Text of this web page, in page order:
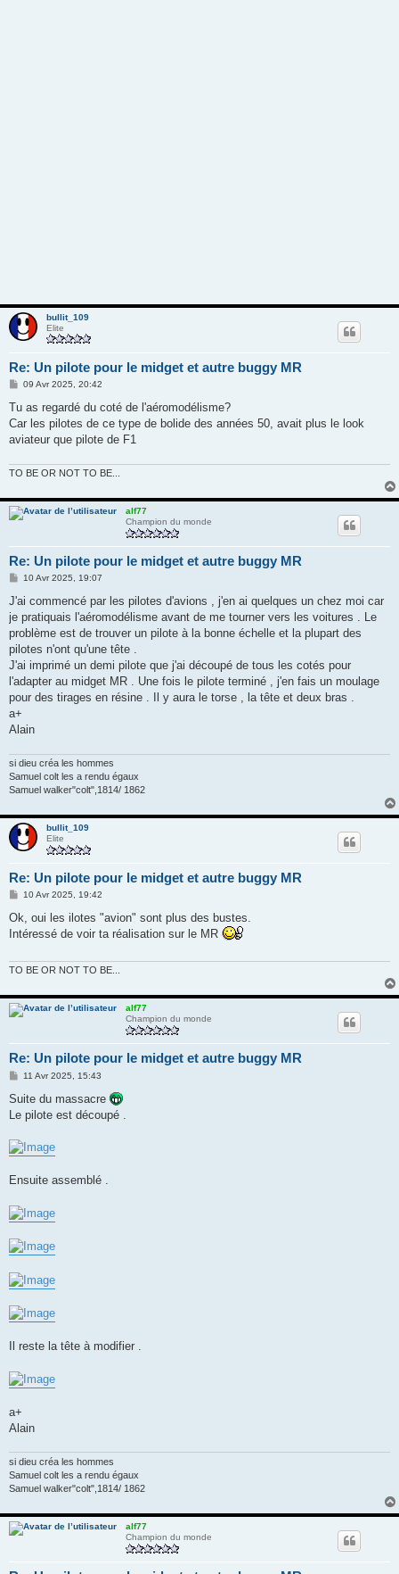
bullit_109
Elite
Re: Un pilote pour le midget et autre buggy MR
M
s
a
g
09 Avr 2025, 20:42
Tu as regardé du coté de l'aéromodélisme?
Car les pilotes de ce type de bolide des années 50, avait plus le look
aviateur que pilote de F1
TO BE OR NOT TO BE...
alf77
Champion du monde
Re: Un pilote pour le midget et autre buggy MR
M
s
a
g
10 Avr 2025, 19:07
J'ai commencé par les pilotes d'avions , j'en ai quelques un chez moi car
je pratiquais l'aéromodélisme avant de me tourner vers les voitures . Le
problème est de trouver un pilote à la bonne échelle et la plupart des
pilotes n'ont qu'une tête .
J'ai imprimé un demi pilote que j'ai découpé de tous les cotés pour
l'adapter au midget MR . Une fois le pilote terminé , j'en fais un moulage
pour des tirages en résine . Il y aura le torse , la tête et deux bras .
a+
Alain
si dieu créa les hommes
Samuel colt les a rendu égaux
Samuel walker"colt",1814/ 1862
bullit_109
Elite
Re: Un pilote pour le midget et autre buggy MR
M
s
a
10 Avr 2025, 19:42
Ok, oui les ilotes "avion" sont plus des bustes.
Intéressé de voir ta réalisation sur le MR
TO BE OR NOT TO BE...
alf77
Champion du monde
Re: Un pilote pour le midget et autre buggy MR
M
s
a
e
11 Avr 2025, 15:43
Suite du massacre
Le pilote est découpé .
Ensuite assemblé .
Il reste la tête à modifier .
a+
Alain
si dieu créa les hommes
Samuel colt les a rendu égaux
Samuel walker"colt",1814/ 1862
alf77
Champion du monde